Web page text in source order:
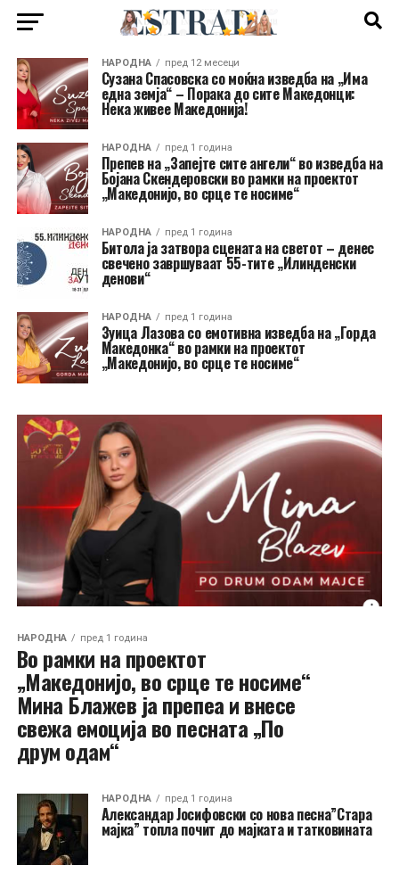
НАРОДНА пред 12 месеци
Сузана Спасовска со моќна изведба на „Има
една земја“ – Порака до сите Македонци:
Нека живее Македонија!
НАРОДНА пред 1 година
Препев на „Запејте сите ангели“ во изведба на
Бојана Скендеровски во рамки на проектот
„Македонијо, во срце те носиме“
НАРОДНА пред 1 година
Битола ја затвора сцената на светот – денес
свечено завршуваат 55-тите „Илинденски
денови“
НАРОДНА пред 1 година
Зуица Лазова со емотивна изведба на „Горда
Македонка“ во рамки на проектот
„Македонијо, во срце те носиме“
НАРОДНА пред 1 година
Во рамки на проектот
„Македонијо, во срце те носиме“
Мина Блажев ја препеа и внесе
свежа емоција во песната „По
друм одам“
НАРОДНА пред 1 година
Александар Јосифовски со нова песна”Стара
мајка” топла почит до мајката и татковината